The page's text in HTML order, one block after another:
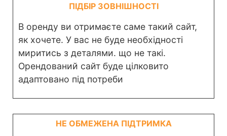
ПІДБІР ЗОВНІШНОСТІ
В оренду ви отримаєте саме такий сайт,
як хочете. У вас не буде необхідності
миритись з деталями. що не такі.
Орендований сайт буде цілковито
адаптовано під потреби
НЕ ОБМЕЖЕНА ПІДТРИМКА